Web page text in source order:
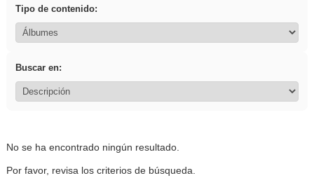
Tipo de contenido:
Buscar en:
No se ha encontrado ningún resultado.
Por favor, revisa los criterios de búsqueda.